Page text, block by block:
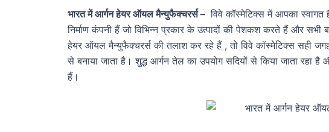
भारत में आर्गन हेयर ऑयल मैन्युफैक्चरर्स – विवे कॉस्मेटिक्स में आपका
निर्माण कंपनी हैं जो विभिन्न प्रकार के उत्पादों की पेशकश करते हैं और सभी
हेयर ऑयल मैन्युफैक्चरर्स की तलाश कर रहे हैं , तो विवे कॉस्मेटिक्स सही
से बनाया जाता है। शुद्ध आर्गन तेल का उपयोग सदियों से किया जाता रहा
हैं।